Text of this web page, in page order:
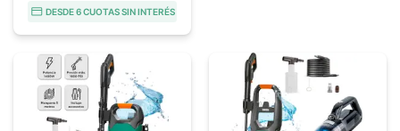
DESDE 6 CUOTAS SIN INTERÉS